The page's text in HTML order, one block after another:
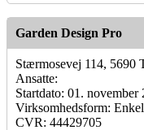
Garden Design Pro
Stærmosevej 114, 5690
Ansatte:
Startdato: 01. november
Virksomhedsform:
CVR: 44429705